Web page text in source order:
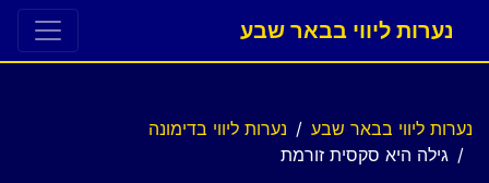
נערות ליווי בבאר שבע
נערות ליווי בבאר שבע
נערות ליווי בדימונה
גילה היא סקסית זורמת